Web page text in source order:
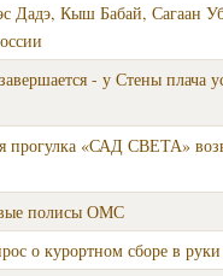
Кыш Бабай, Сагаан
- у Стены плача
прогулка «САД СВЕТА»
полисы ОМС
о курортном сборе в